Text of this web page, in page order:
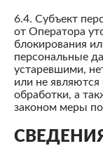
6.4. Субъект
от Оператора
блокирования
персональные
устаревшими,
или не
обработки, а
законом меры